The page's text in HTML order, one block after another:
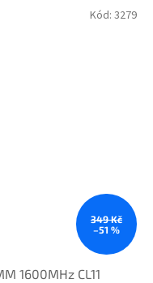
349 Kč
–51 %
1600MHz CL11
Kód: 3279